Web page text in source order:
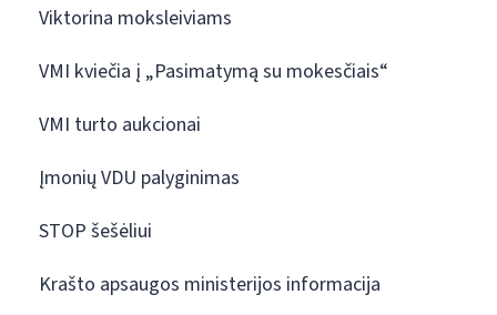
Viktorina moksleiviams
VMI kviečia į „Pasimatymą su mokesčiais“
VMI turto aukcionai
Įmonių VDU palyginimas
STOP šešėliui
Krašto apsaugos ministerijos informacija